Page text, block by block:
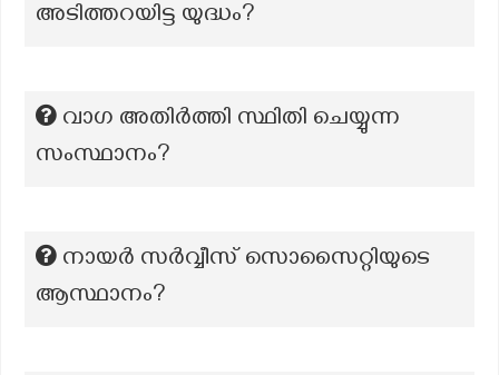
അടിത്തറയിട്ട യുദ്ധം?
വാഗ അതിർത്തി സ്ഥിതി ചെയ്യുന്ന
സംസ്ഥാനം?
നായർ സർവ്വീസ് സൊസൈറ്റിയുടെ
ആസ്ഥാനം?